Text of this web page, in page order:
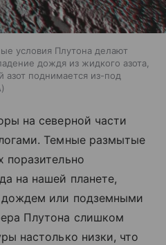
условия Плутона делают
дождя из жидкого азота,
азот поднимается из-под
на северной части
Темные размытые
поразительно
на нашей планете,
или подземными
Плутона слишком
настолько низки, что